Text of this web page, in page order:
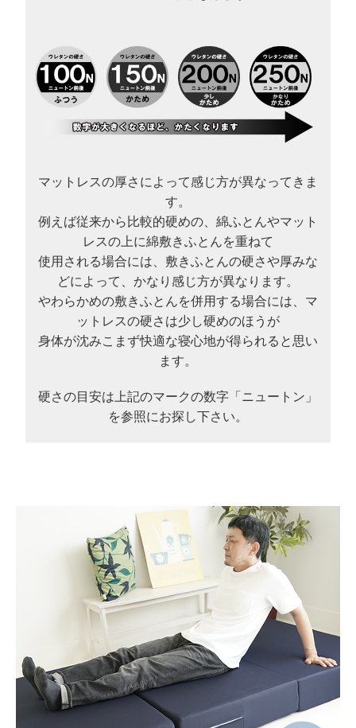
マットレスの厚さによって感じ方が異なってきま
す。
例えば従来から比較的硬めの、綿ふとんやマット
レスの上に綿敷きふとんを重ねて
使用される場合には、敷きふとんの硬さや厚みな
どによって、かなり感じ方が異なります。
やわらかめの敷きふとんを併用する場合には、マ
ットレスの硬さは少し硬めのほうが
身体が沈みこまず快適な寝心地が得られると思い
ます。
硬さの目安は上記のマークの数字「ニュートン」
を参照にお探し下さい。